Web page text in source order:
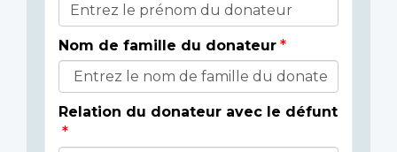
Détails
du
donateur
Nom de famille du donateur
Relation du donateur avec le défunt